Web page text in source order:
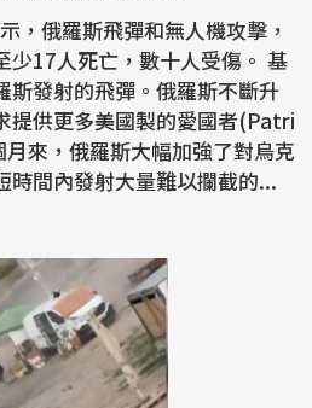
，俄羅斯飛彈和無人機攻擊，
17人死亡，數十人受傷。 基
斯發射的飛彈。俄羅斯不斷升
提供更多美國製的愛國者(Patri
時間內發射大量難以攔截的...